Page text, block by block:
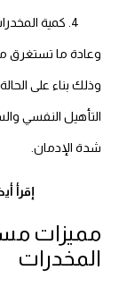
كمية
وذلك بناء على
شدة الإدمان.
إقرأ
مميزات
المخدرات